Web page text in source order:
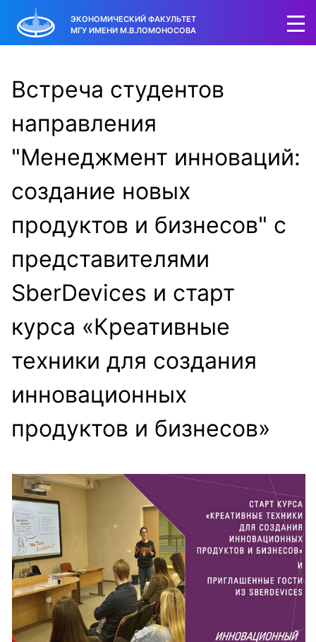
ЭКОНОМИЧЕСКИЙ ФАКУЛЬТЕТ
МГУ ИМЕНИ М.В.ЛОМОНОСОВА
Встреча студентов
направления
"Менеджмент инноваций:
создание новых
продуктов и бизнесов" с
представителями
SberDevices и старт
курса «Креативные
техники для создания
инновационных
продуктов и бизнесов»